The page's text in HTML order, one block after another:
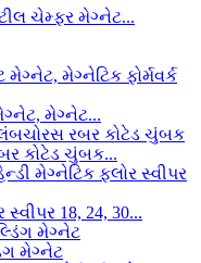
ચેમ્ફર મેગ્નેટ...
મેગ્નેટ...
કોટેડ ચુંબક...
18, 24, 30...
મેગ્નેટ